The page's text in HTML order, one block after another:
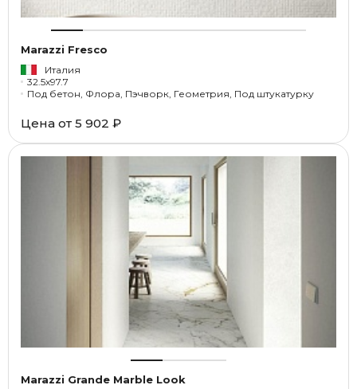
Marazzi Fresco
Италия
32.5x97.7
Под бетон, Флора, Пэчворк, Геометрия, Под штукатурку
Цена от 5 902 ₽
Marazzi Grande Marble Look